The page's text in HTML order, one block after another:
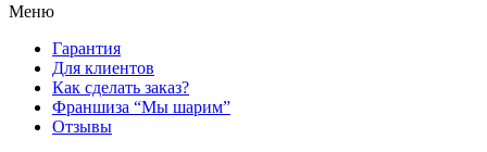
Меню
Гарантия
Для клиентов
Как сделать заказ?
Франшиза “Мы шарим”
Отзывы